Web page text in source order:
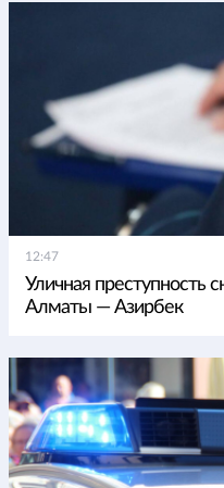
12:47
Уличная преступность
Алматы — Азирбек